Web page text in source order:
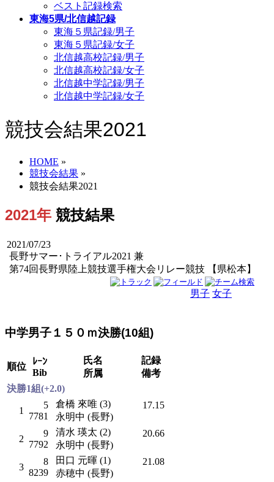
ベスト記録検索
東海5県/北信越記録
東海５県記録/男子
東海５県記録/女子
北信越高校記録/男子
北信越高校記録/女子
北信越中学記録/男子
北信越中学記録/女子
競技会結果2021
HOME »
競技会結果 »
競技会結果2021
2021年 競技結果
2021/07/23
長野サマー･トライアル2021 兼
第74回長野県陸上競技選手権大会リレー競技 【県松本】
男子 女子
中学男子１５０ｍ決勝(10組)
順位
ﾚｰﾝ
Bib
氏名
所属
記録
備考
決勝1組(+2.0)
1
5
7781
倉橋 來唯 (3)
永明中 (長野)
17.15
2
9
7792
清水 瑛太 (2)
永明中 (長野)
20.66
3
8
8239
田口 元暉 (1)
赤穂中 (長野)
21.08